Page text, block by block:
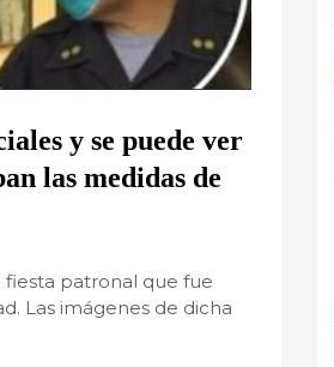
y se puede ver
las medidas de
fiesta patronal que fue
Las imágenes de dicha